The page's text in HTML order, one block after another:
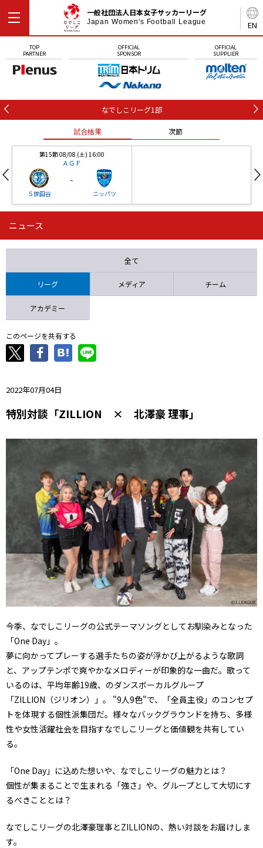
EN
一般社団法人日本女子サッカーリーグ
Japan Women's Football League
TOP
PARTNER
OFFICIAL
SPONSOR
OFFICIAL
SUPPLIER
なでしこリーグ1部
試合結果 次節
第15節 08/08 (土) 16:00
ＡＧＦ
Ｓ世田谷
-
ニッパツ
第16節 09/05 (土) 15:00
ニッパツ 石人の星
ニュース
全て
リーグ メディア チーム
アカデミー
このページを共有する
2022年07月04日
特別対談「ZILLION × 北澤豪 理事」
今季、なでしこリーグの公式テーマソングとしてお馴染みとなった
「One Day」。
夢に向かってプレーする選手たちの姿が浮かび上がるような歌詞
と、アップテンポで爽やかなメロディーが印象的な一曲だ。歌って
いるのは、平均年齢19歳、のダンスボーカルグループ
「ZILLION（ジリオン）」。 "9人9色"で、「全員主役」のコンセプ
トを体現する個性派集団だ。様々なバックグラウンドを持ち、多様
性や女性活躍社会を目指すなでしこリーグと価値観を共有してい
る。
「One Day」に込めた想いや、なでしこリーグの魅力とは？
個性が集まることで生まれる「強さ」や、グループとして大切にす
るべきこととは？
なでしこリーグの北澤豪理事とZILLIONの、熱い対談をお届けしま
す。